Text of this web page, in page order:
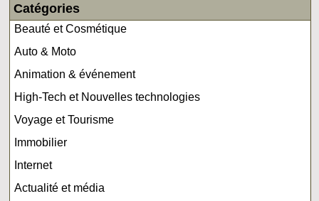
Catégories
Beauté et Cosmétique
Auto & Moto
Animation & événement
High-Tech et Nouvelles technologies
Voyage et Tourisme
Immobilier
Internet
Actualité et média